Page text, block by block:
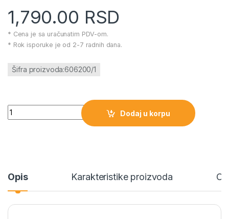
1,790.00 RSD
* Cena je sa uračunatim PDV-om.
* Rok isporuke je od 2-7 radnih dana.
Šifra proizvoda:606200/1
Plišana životinja 36cm količina
Dodaj u korpu
Opis Karakteristike proizvoda